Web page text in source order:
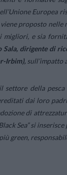
Europea
proposto
e sia
dirigente di
Irbim), sull’impatto
della
dai loro
di
Sea” si
green,